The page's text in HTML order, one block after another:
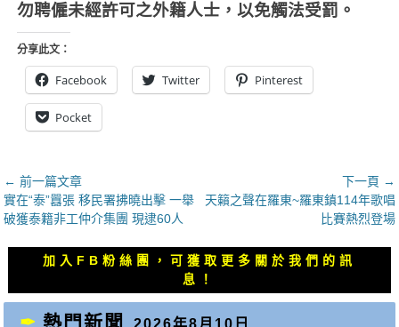
勿聘僱未經許可之外籍人士，以免觸法受罰。
分享此文：
Facebook Twitter Pinterest
Pocket
文
章
導
覽
← 前一篇文章
上
一
實在“泰”囂張 移民署拂曉出擊 一舉
破獲泰籍非工仲介集團 現逮60人
下一頁 →
下
文
章：
天籟之聲在羅東~羅東鎮114年歌唱
比賽熱烈登場
加入FB粉絲團，可獲取更多關於我們的訊
息！
熱門新聞 2026年8月10日